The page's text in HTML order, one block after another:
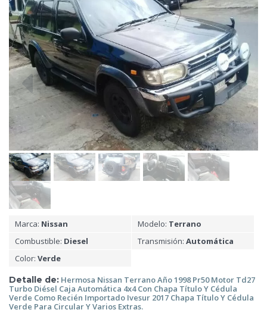
Marca: Nissan Modelo: Terrano
Combustible: Diesel Transmisión: Automática
Color: Verde
Detalle de: Hermosa Nissan Terrano Año 1998 Pr50 Motor Td27
Turbo Diésel Caja Automática 4x4 Con Chapa Título Y Cédula
Verde Como Recién Importado Ivesur 2017 Chapa Título Y Cédula
Verde Para Circular Y Varios Extras.